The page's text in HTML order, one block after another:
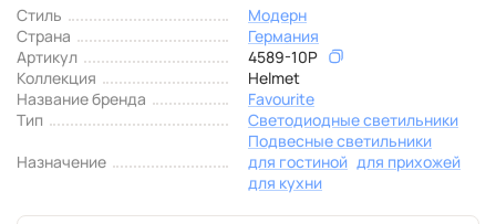
Стиль
Модерн
Страна
Германия
Артикул
4589-10P
Коллекция
Helmet
Название бренда
Favourite
Тип
Светодиодные светильники
Подвесные светильники
Назначение
для гостиной для прихожей
для кухни